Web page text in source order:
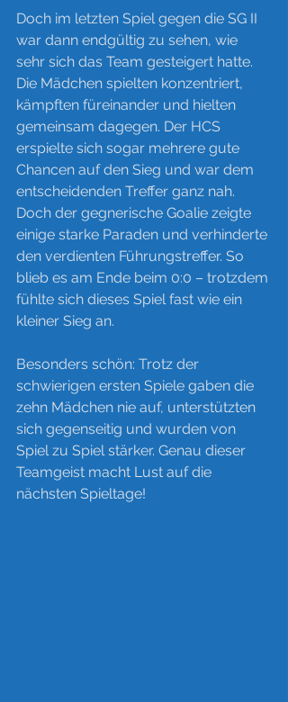
Doch im letzten Spiel gegen die SG II
war dann endgültig zu sehen, wie
sehr sich das Team gesteigert hatte.
Die Mädchen spielten konzentriert,
kämpften füreinander und hielten
gemeinsam dagegen. Der HCS
erspielte sich sogar mehrere gute
Chancen auf den Sieg und war dem
entscheidenden Treffer ganz nah.
Doch der gegnerische Goalie zeigte
einige starke Paraden und verhinderte
den verdienten Führungstreffer. So
blieb es am Ende beim 0:0 – trotzdem
fühlte sich dieses Spiel fast wie ein
kleiner Sieg an.
Besonders schön: Trotz der
schwierigen ersten Spiele gaben die
zehn Mädchen nie auf, unterstützten
sich gegenseitig und wurden von
Spiel zu Spiel stärker. Genau dieser
Teamgeist macht Lust auf die
nächsten Spieltage!